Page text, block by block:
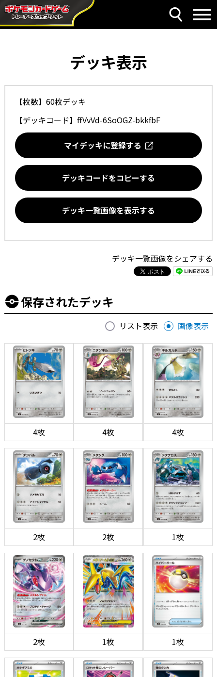
デッキ表示
【枚数】60枚デッキ
【デッキコード】 ffVvVd-6SoOGZ-bkkfbF
マイデッキに登録する
デッキコードをコピーする
デッキ一覧画像を表示する
デッキ一覧画像をシェアする
保存されたデッキ
リスト表示 画像表示
4枚 4枚 4枚
2枚 2枚 1枚
2枚 1枚 1枚